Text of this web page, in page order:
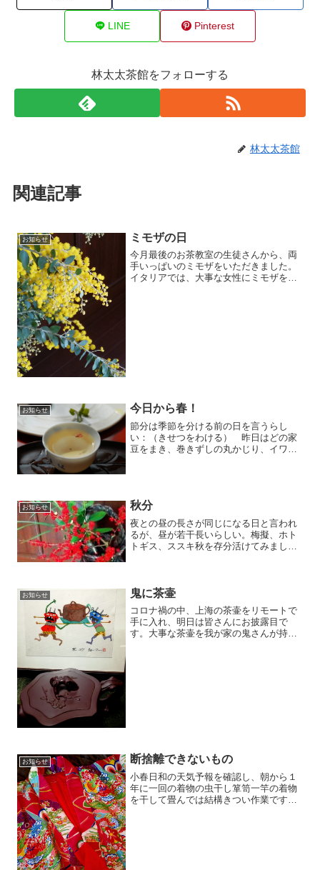
LINE Pinterest
林太太茶館をフォローする
林太太茶館
関連記事
お知らせ ミモザの日
今月最後のお茶教室の生徒さんから、両
手いっぱいのミモザをいただきました。
イタリアでは、大事な女性にミモザを贈
お知らせ 今日から春！
節分は季節を分ける前の日を言うらし
い：（きせつをわける） 昨日はどの家
豆をまき、巻きずしの丸かじり、イワシ
お知らせ 秋分
夜との昼の長さが同じになる日と言われ
るが、昼が若干長いらしい。梅擬、ホト
トギス、ススキ秋を存分活けてみまし
お知らせ 鬼に茶壷
コロナ禍の中、上海の茶壷をリモートで
手に入れ、明日は皆さんにお披露目で
す。大事な茶壷を我が家の鬼さんが持っ
お知らせ 断捨離できないもの
小春日和の天気予報を確認し、朝から１
年に一回の着物の虫干し箪笥一竿の着物
を干して畳んでは結構きつい作業です。